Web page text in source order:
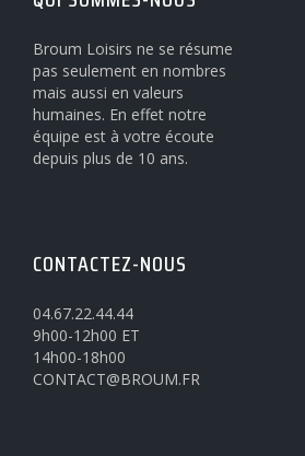
Broum Loisirs ne se résume
pas seulement en nombres
mais aussi en valeurs
humaines. En effet notre
équipe est à votre écoute
depuis plus de 10 ans.
CONTACTEZ-NOUS
04.67.22.44.44
9h00-12h00 ET
14h00-18h00
CONTACT@BROUM.FR